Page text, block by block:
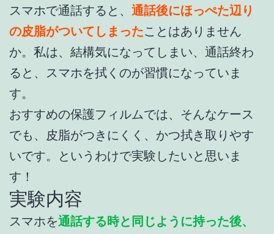
スマホで通話すると、 通話後にほっぺた辺り
の皮脂がついてしまったことはありません
か。私は、結構気になってしまい、通話終わ
ると、スマホを拭くのが習慣になっていま
す。
おすすめの保護フィルムでは、そんなケース
でも、皮脂がつきにくく、かつ拭き取りやす
いです。というわけで実験したいと思いま
す！
実験内容
スマホを通話する時と同じように持った後、